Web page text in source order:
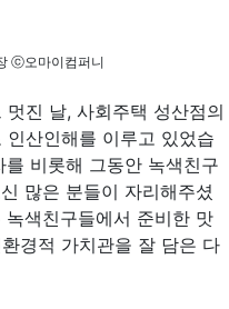
ⓒ오마이컴퍼니
진 날, 사회주택 성산점의
산인해를 이루고 있었습
비롯해 그동안 녹색친구
많은 분들이 자리해주셨
색친구들에서 준비한 맛
경적 가치관을 잘 담은 다